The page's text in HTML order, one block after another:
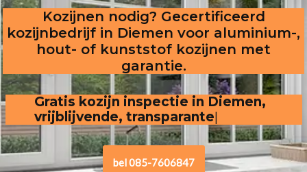
Kozijnen nodig? Gecertificeerd
kozijnbedrijf in Diemen voor aluminium-,
hout- of kunststof kozijnen met
garantie.
Gratis kozijn inspectie in Diemen,
vrijblijvende, transparante offerte
bel 085-7606847